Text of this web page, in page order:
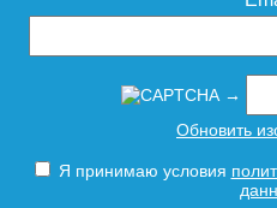
→
Обновить
Я принимаю условия